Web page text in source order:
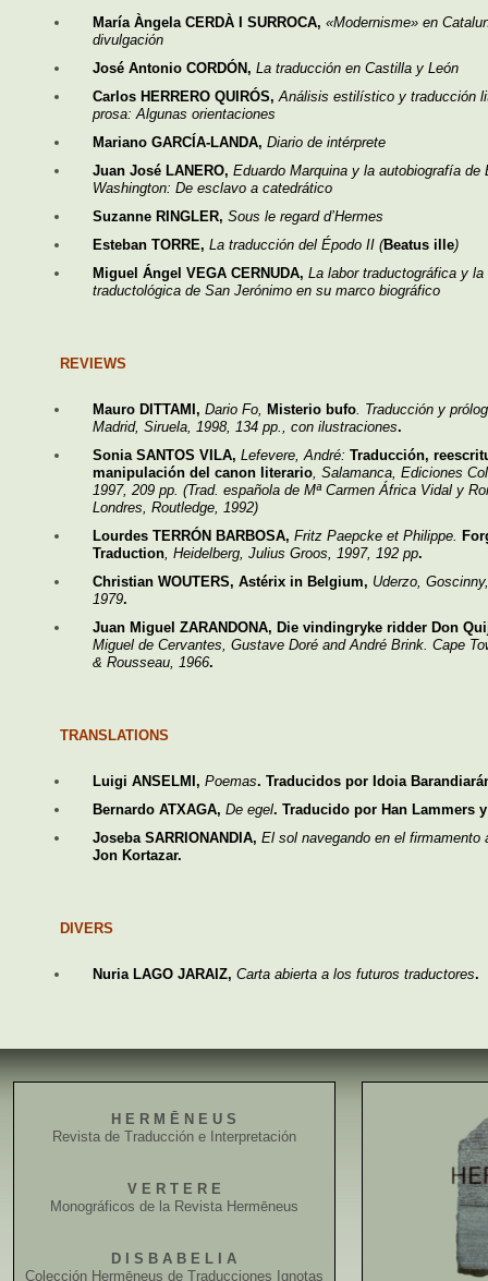
María Àngela CERDÀ I SURROCA, «Modernisme» en
divulgación
José Antonio CORDÓN, La traducción en Castilla y León
Carlos HERRERO QUIRÓS,Análisis estilístico y traducción
prosa: Algunas orientaciones
Mariano GARCÍA-LANDA, Diario de intérprete
Juan José LANERO, Eduardo Marquina y la autobiografía de
Washington: De esclavo a catedrático
Suzanne RINGLER, Sous le regard d’Hermes
Esteban TORRE, La traducción del Épodo II (Beatus ille)
Miguel Ángel VEGA CERNUDA, La labor traductográfica y
traductológica de San Jerónimo en su marco biográfico
REVIEWS
Mauro DITTAMI, Dario Fo, Misterio bufo. Traducción y
Madrid, Siruela, 1998, 134 pp., con ilustraciones.
Sonia SANTOS VILA, Lefevere, André: Traducción,
manipulación del canon literario, Salamanca, Ediciones
1997, 209 pp. (Trad. española de Mª Carmen África Vidal y
Londres, Routledge, 1992)
Lourdes TERRÓN BARBOSA, Fritz Paepcke et Philippe.
Traduction, Heidelberg, Julius Groos, 1997, 192 pp.
Christian WOUTERS, Astérix in Belgium, Uderzo,
1979.
Juan Miguel ZARANDONA, Die vindingryke ridder Don
Miguel de Cervantes, Gustave Doré and André Brink. Cape
& Rousseau, 1966.
TRANSLATIONS
Luigi ANSELMI, Poemas. Traducidos por Idoia
Bernardo ATXAGA, De egel. Traducido por Han Lammers
Joseba SARRIONANDIA, El sol navegando en el firmamento
Jon Kortazar.
DIVERS
Nuria LAGO JARAIZ, Carta abierta a los futuros traductores.
H E R M Ē N E U S
Revista de Traducción e Interpretación
V E R T E R E
Monográficos de la Revista Hermēneus
D I S B A B E L I A
Colección Hermēneus de Traducciones Ignotas